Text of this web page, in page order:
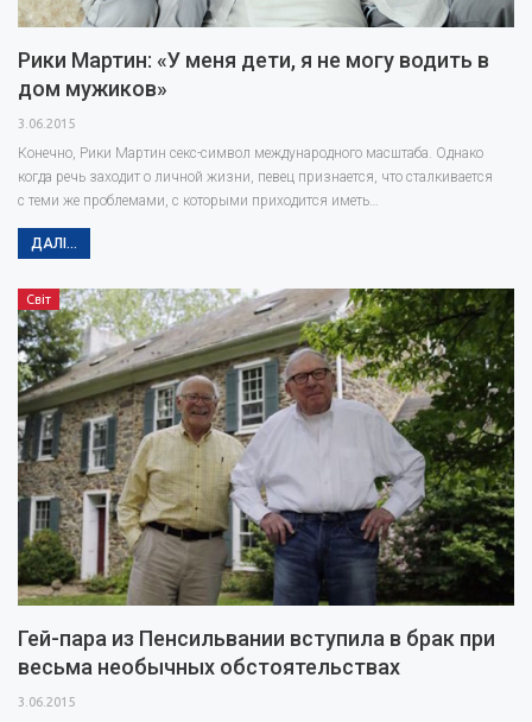
Рики Мартин: «У меня дети, я не могу водить в
дом мужиков»
3.06.2015
Конечно, Рики Мартин секс-символ международного масштаба. Однако
когда речь заходит о личной жизни, певец признается, что сталкивается
с теми же проблемами, с которыми приходится иметь…
ДАЛІ...
Світ
Гей-пара из Пенсильвании вступила в брак при
весьма необычных обстоятельствах
3.06.2015